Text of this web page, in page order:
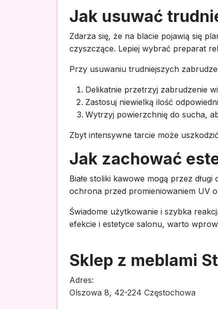
Jak usuwać
Zdarza się, że na blacie pojawią się
czyszczące. Lepiej wybrać preparat
Przy usuwaniu trudniejszych
Delikatnie przetrzyj zabrudzenie
Zastosuj niewielką ilość
Wytrzyj powierzchnię do sucha,
Zbyt intensywne tarcie może
Jak zachować
Białe stoliki kawowe mogą przez
ochrona przed promieniowaniem UV
Świadome użytkowanie i szybka
efekcie i estetyce salonu, warto
Sklep z meblami
Adres:
Olszowa 8, 42-224 Częstochowa